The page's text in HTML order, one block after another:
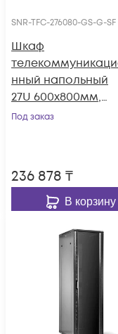
SNR-TFC-276080-GS-G-SF
Шкаф
нный напольный
27U 600x800мм,
серия TFC (SNR-
Под заказ
236 878 ₸
В корзину